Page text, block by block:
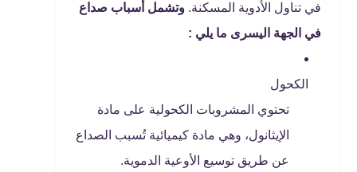
في تناول الأدوية المسكنة. وتشمل أسباب صداع
في الجهة اليسرى ما يلي :
الكحول
تحتوي المشروبات الكحولية على مادة
الإيثانول، وهي مادة كيميائية تُسبب الصداع
عن طريق توسيع الأوعية الدموية.